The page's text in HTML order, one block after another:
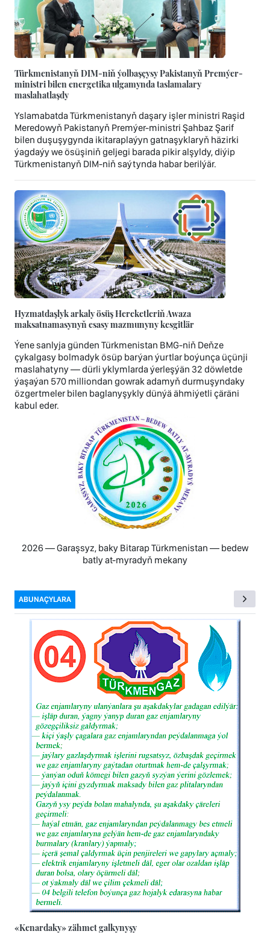
Türkmenistanyň DIM-niň ýolbaşçysy Pakistanyň Premýer-
ministri bilen energetika ulgamynda taslamalary
maslahatlaşdy
Yslamabatda Türkmenistanyň daşary işler ministri Raşid
Meredowyň Pakistanyň Premýer-ministri Şahbaz Şarif
bilen duşuşygynda ikitaraplaýyn gatnaşyklaryň häzirki
ýagdaýy we ösüşiniň geljegi barada pikir alşyldy, diýip
Türkmenistanyň DIM-niň saýtynda habar berilýär.
Hyzmatdaşlyk arkaly ösüş Hereketleriň Awaza
maksatnamasynyň esasy mazmunyny kesgitlär
Ýene sanlyja günden Türkmenistan BMG-niň Deňze
çykalgasy bolmadyk ösüp barýan ýurtlar boýunça üçünji
maslahatyny — dürli yklymlarda ýerleşýän 32 döwletde
ýaşaýan 570 milliondan gowrak adamyň durmuşyndaky
özgertmeler bilen baglanyşykly dünýä ähmiýetli çäräni
kabul eder.
2026 — Garaşsyz, baky Bitarap Türkmenistan — bedew
batly at-myradyň mekany
ABUNAÇYLARA
«Kenardaky» zähmet galkynyşy